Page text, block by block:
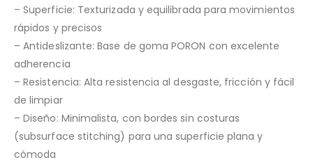
– Superficie: Texturizada y equilibrada para movimientos
rápidos y precisos
– Antideslizante: Base de goma PORON con excelente
adherencia
– Resistencia: Alta resistencia al desgaste, fricción y fácil
de limpiar
– Diseño: Minimalista, con bordes sin costuras
(subsurface stitching) para una superficie plana y
cómoda